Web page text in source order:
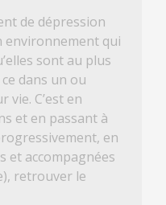
de dépression
environnement qui
sont au plus
dans un ou
vie. C’est en
et en passant à
en
et accompagnées
retrouver le